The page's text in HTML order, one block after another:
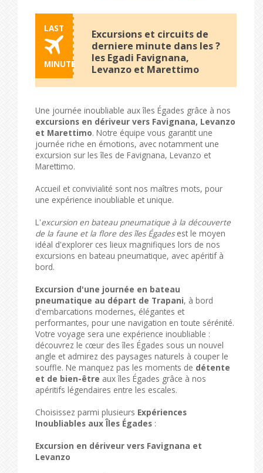
LAST
MINUTE
Excursions et circuits de
derniere minute dans les ?
les Egadi Favignana,
Levanzo et Marettimo
Une journée inoubliable aux îles Égades grâce à nos
excursions en dériveur vers Favignana, Levanzo
et Marettimo. Notre équipe vous garantit une
journée riche en émotions, avec notamment une
excursion sur les îles de Favignana, Levanzo et
Marettimo.
Accueil et convivialité sont nos maîtres mots, pour
une expérience inoubliable et unique.
L'excursion en bateau pneumatique à la découverte
de la faune et la flore des îles Égadesest le moyen
idéal d'explorer ces lieux magnifiques lors de nos
excursions en bateau pneumatique, avec apéritif à
bord.
Excursion d'une journée en bateau
pneumatique au départ de Trapani, à bord
d'embarcations modernes, élégantes et
performantes, pour une navigation en toute sérénité.
Votre voyage sera une expérience inoubliable :
découvrez le cœur des îles Égades sous un nouvel
angle et admirez des paysages naturels à couper le
souffle. Ne manquez pas les moments de détente
et de bien-être aux îles Égades grâce à nos
apéritifs légendaires entre les escales.
Choisissez parmi plusieurs Expériences
Inoubliables aux Îles Égades :
Excursion en dériveur vers Favignana et
Levanzo